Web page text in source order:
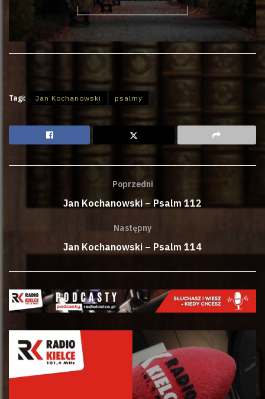
Tagi: Jan Kochanowski psalmy
Poprzedni
Jan Kochanowski – Psalm 112
Następny
Jan Kochanowski – Psalm 114